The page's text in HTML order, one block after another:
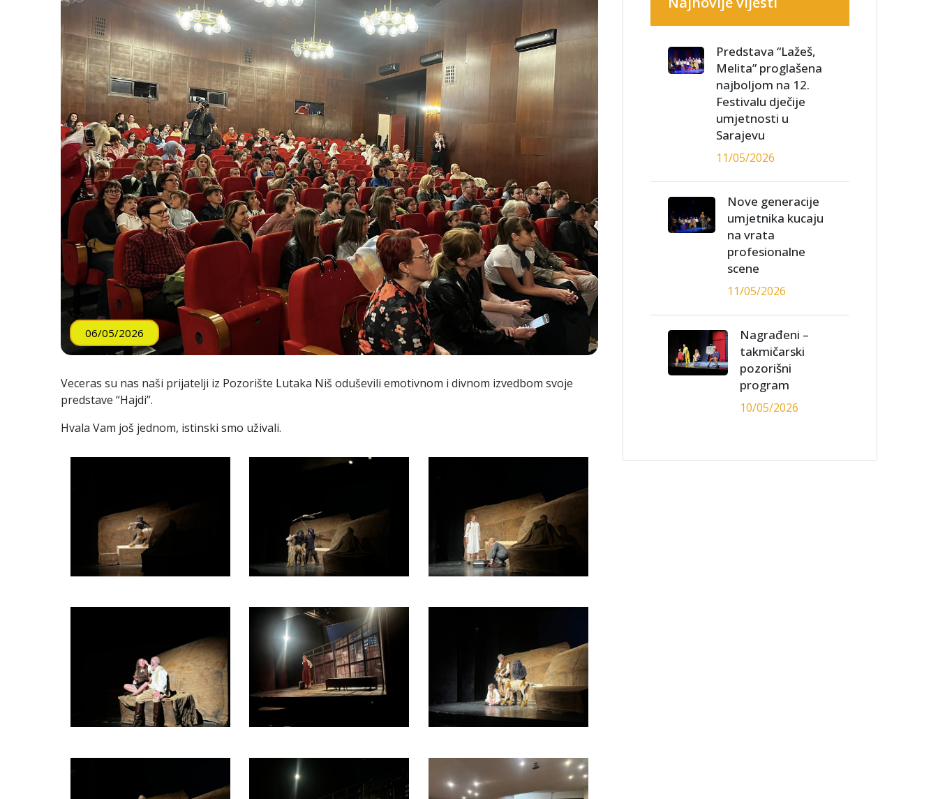
06/05/2026
Veceras su nas naši prijatelji iz Pozorište Lutaka Niš oduševili emotivnom i divnom izvedbom svoje
predstave “Hajdi”.
Hvala Vam još jednom, istinski smo uživali.
Predstava “Lažeš,
Melita” proglašena
najboljom na 12.
Festivalu dječije
umjetnosti u
Sarajevu
11/05/2026
Nove generacije
umjetnika kucaju
na vrata
profesionalne
scene
11/05/2026
Nagrađeni –
takmičarski
pozorišni
program
10/05/2026